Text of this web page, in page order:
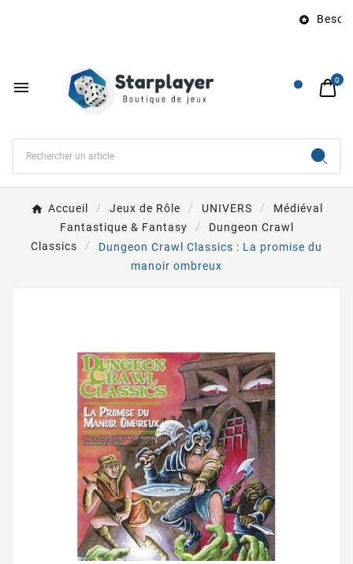
 Besoin
 0
Accueil Jeux de Rôle UNIVERS
Médiéval
Fantastique & Fantasy
Dungeon Crawl
Classics
Dungeon Crawl Classics : La promise du
manoir ombreux